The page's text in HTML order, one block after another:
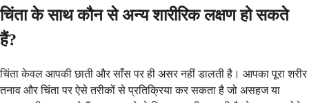
चिंता के साथ कौन से अन्य शारीरिक लक्षण हो सकते
हैं?
चिंता केवल आपकी छाती और साँस पर ही असर नहीं डालती है। आपका पूरा शरीर
तनाव और चिंता पर ऐसे तरीकों से प्रतिक्रिया कर सकता है जो असहज या